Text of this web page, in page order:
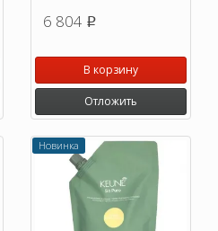
6 804 p
В корзину
Отложить
Новинка